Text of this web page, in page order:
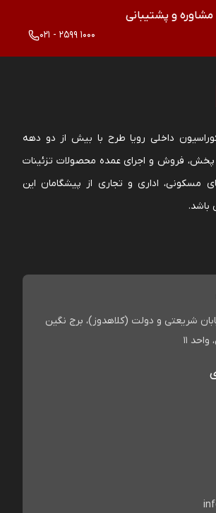
و پشتیبانی
021 - 2599 1000
داخلی رویا طرح با بیش از دو دهه
پخش، فروش و اجرای عمده محصولات تزئینات
مسکونی، اداری و تجاری از پیشگامان این
شریعتی و دولت (کلاهدوز)، برج نگین
11